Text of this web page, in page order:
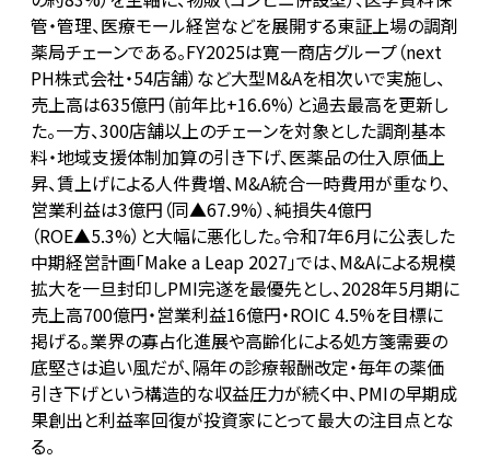
管・管理、医療モール経営などを展開する東証上場の調剤
薬局チェーンである。FY2025は寛一商店グループ（next
PH株式会社・54店舗）など大型M&Aを相次いで実施し、
売上高は635億円（前年比+16.6%）と過去最高を更新し
た。一方、300店舗以上のチェーンを対象とした調剤基本
料・地域支援体制加算の引き下げ、医薬品の仕入原価上
昇、賃上げによる人件費増、M&A統合一時費用が重なり、
営業利益は3億円（同▲67.9%）、純損失4億円
（ROE▲5.3%）と大幅に悪化した。令和7年6月に公表した
中期経営計画「Make a Leap 2027」では、M&Aによる規模
拡大を一旦封印しPMI完遂を最優先とし、2028年5月期に
売上高700億円・営業利益16億円・ROIC 4.5%を目標に
掲げる。業界の寡占化進展や高齢化による処方箋需要の
底堅さは追い風だが、隔年の診療報酬改定・毎年の薬価
引き下げという構造的な収益圧力が続く中、PMIの早期成
果創出と利益率回復が投資家にとって最大の注目点とな
る。